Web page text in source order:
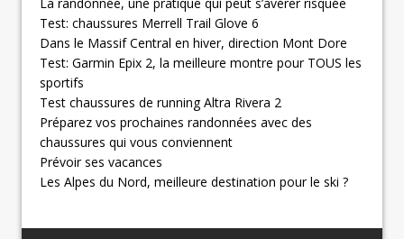
Test: chaussures Merrell Trail Glove 6
Dans le Massif Central en hiver, direction Mont Dore
Test: Garmin Epix 2, la meilleure montre pour TOUS les
sportifs
Test chaussures de running Altra Rivera 2
Préparez vos prochaines randonnées avec des
chaussures qui vous conviennent
Prévoir ses vacances
Les Alpes du Nord, meilleure destination pour le ski ?